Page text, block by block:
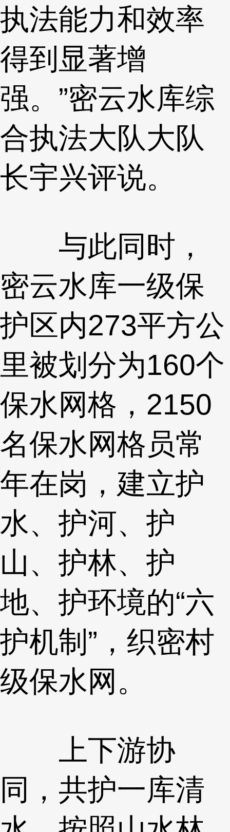
执法能力和效率
得到显著增
强。”密云水库综
合执法大队大队
长宇兴评说。
与此同时，
密云水库一级保
护区内273平方公
里被划分为160个
保水网格，2150
名保水网格员常
年在岗，建立护
水、护河、护
山、护林、护
地、护环境的“六
护机制”，织密村
级保水网。
上下游协
同，共护一库清